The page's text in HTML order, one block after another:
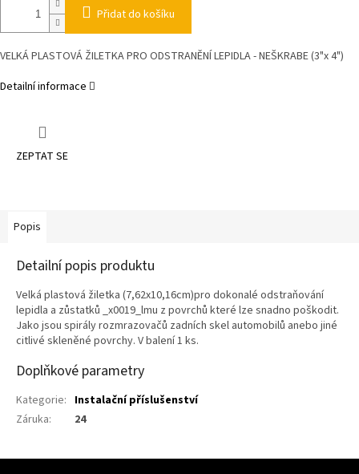
Přidat do košíku
VELKÁ PLASTOVÁ ŽILETKA PRO ODSTRANĚNÍ LEPIDLA - NEŠKRABE (3"x 4")
Detailní informace
ZEPTAT SE
Popis
Detailní popis produktu
Velká plastová žiletka (7,62x10,16cm)pro dokonalé odstraňování
lepidla a zůstatků _x0019_lmu z povrchů které lze snadno poškodit.
Jako jsou spirály rozmrazovačů zadních skel automobilů anebo jiné
citlivé skleněné povrchy. V balení 1 ks.
Doplňkové parametry
Kategorie: Instalační příslušenství
Záruka: 24
Z